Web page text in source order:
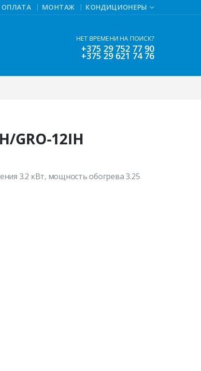
МОНТАЖ КОНДИЦИОНЕРЫ
НЕТ ВРЕМЕНИ НА ПОИСК?
+375 29 752 77 90
+375 29 621 74 76
GRO-12IH
3.2 кВт, мощность обогрева 3.25